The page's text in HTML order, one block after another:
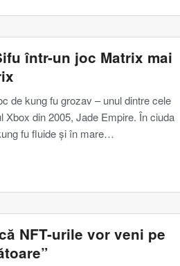
într-un joc Matrix mai
de kung fu grozav – unul dintre cele
Xbox din 2005, Jade Empire. În ciuda
fu fluide și în mare…
NFT-urile vor veni pe